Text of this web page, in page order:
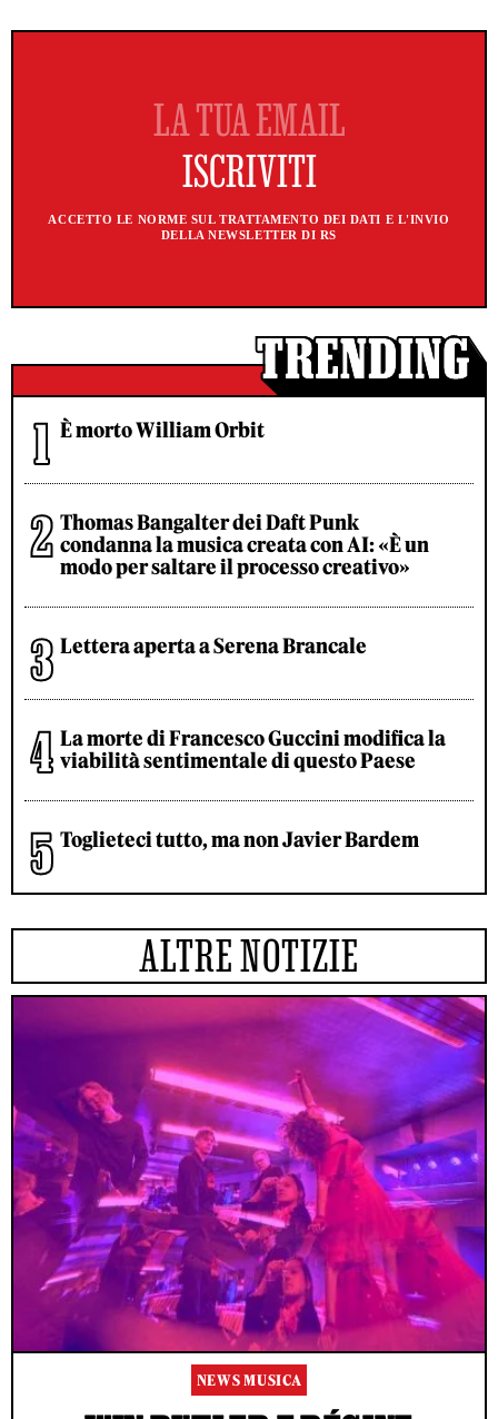
ACCETTO LE NORME SUL TRATTAMENTO DEI DATI E L'INVIO
DELLA NEWSLETTER DI RS
È morto William Orbit
Thomas Bangalter dei Daft Punk
condanna la musica creata con AI: «È un
modo per saltare il processo creativo»
Lettera aperta a Serena Brancale
La morte di Francesco Guccini modifica la
viabilità sentimentale di questo Paese
Toglieteci tutto, ma non Javier Bardem
ALTRE NOTIZIE
NEWS MUSICA